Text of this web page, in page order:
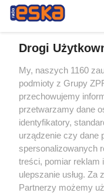
Wypadek w
Policjanci po
pasażerom
Drogi
My, naszych 1160
podmioty z Grupy
przechowujemy
przetwarzamy dane
identyfikatory,
urządzenie czy dane
spersonalizowanych
treści, pomiar reklam
ulepszanie usług. Za
Partnerzy możemy